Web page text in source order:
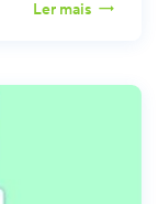
Ler mais